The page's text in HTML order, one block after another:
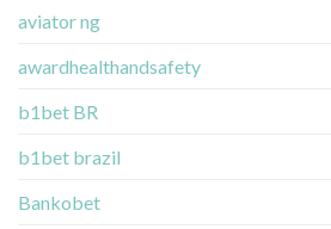
aviator ng
awardhealthandsafety
b1bet BR
b1bet brazil
Bankobet